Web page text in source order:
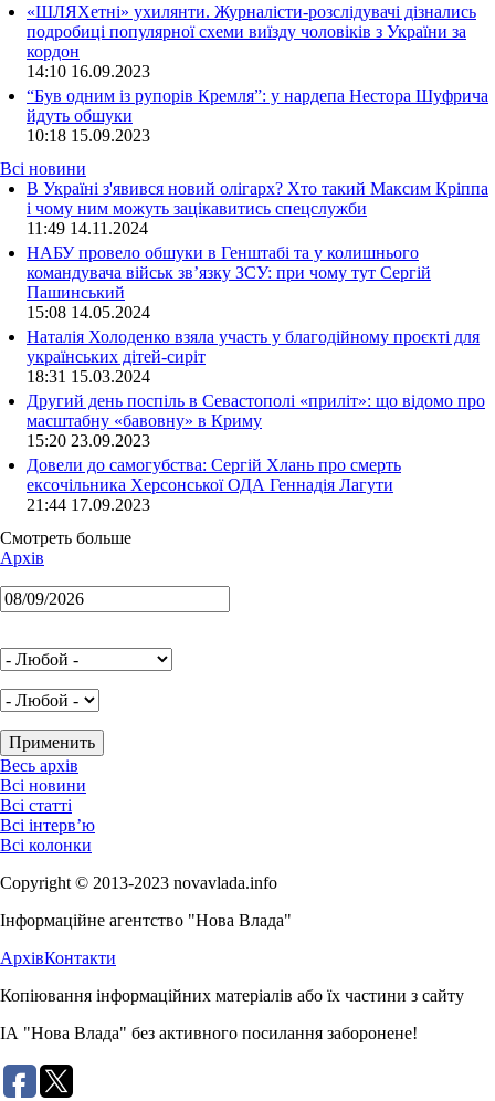
«ШЛЯХетні» ухилянти. Журналісти-розслідувачі дізнались
подробиці популярної схеми виїзду чоловіків з України за
кордон
14:10 16.09.2023
“Був одним із рупорів Кремля”: у нардепа Нестора Шуфрича
йдуть обшуки
10:18 15.09.2023
Всі новини
В Україні з'явився новий олігарх? Хто такий Максим Кріппа
і чому ним можуть зацікавитись спецслужби
11:49 14.11.2024
НАБУ провело обшуки в Генштабі та у колишнього
командувача військ зв’язку ЗСУ: при чому тут Сергій
Пашинський
15:08 14.05.2024
Наталія Холоденко взяла участь у благодійному проєкті для
українських дітей-сиріт
18:31 15.03.2024
Другий день поспіль в Севастополі «приліт»: що відомо про
масштабну «бавовну» в Криму
15:20 23.09.2023
Довели до самогубства: Сергій Хлань про смерть
ексочільника Херсонської ОДА Геннадія Лагути
21:44 17.09.2023
Смотреть больше
Архів
Весь архів
Всі новини
Всі статті
Всі інтерв’ю
Всі колонки
Copyright © 2013-2023 novavlada.info
Інформаційне агентство "Нова Влада"
АрхівКонтакти
Копіювання інформаційних матеріалів або їх частини з сайту
ІА "Нова Влада" без активного посилання заборонене!